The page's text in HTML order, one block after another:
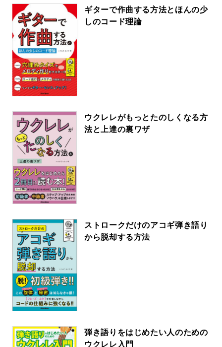
ギターで作曲する方法とほんの少
しのコード理論
ウクレレがもっとたのしくなる方
法と上達の裏ワザ
ストロークだけのアコギ弾き語り
から脱却する方法
弾き語りをはじめたい人のための
ウクレレ入門